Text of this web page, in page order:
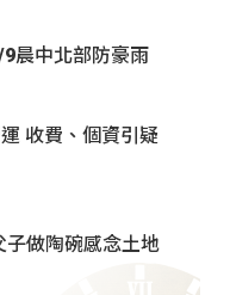
晨中北部防豪雨
收費、個資引疑
子做陶碗感念土地